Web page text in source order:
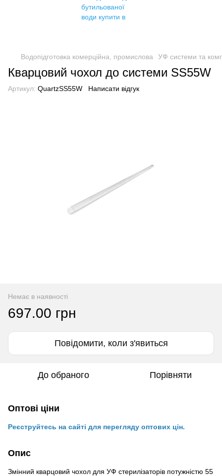
Водопідготовка комерційна, промислова УФ системи та
Кварцовий чохол до системи SS55W
Артикул: QuartzSS55W Написати відгук
Немає в наявності
697.00 грн
Повідомити, коли з'явиться
До обраного Порівняти
Оптові ціни
Реєструйтесь на сайті для перегляду оптових цін.
Опис
Змінний кварцовий чохол для УФ стерилізаторів потужністю 55